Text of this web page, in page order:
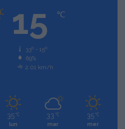
15 ℃
33º - 15º
69%
2.01 km/h
35 ℃
lun
33 ℃
mar
35 ℃
mer